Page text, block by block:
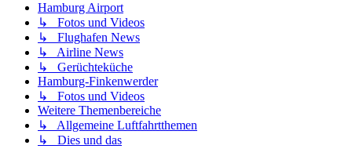
Hamburg Airport
↳ Fotos und Videos
↳ Flughafen News
↳ Airline News
↳ Gerüchteküche
Hamburg-Finkenwerder
↳ Fotos und Videos
Weitere Themenbereiche
↳ Allgemeine Luftfahrtthemen
↳ Dies und das